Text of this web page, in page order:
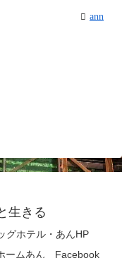
ann
生きる
グホテル・あんHP
ームあん Facebook